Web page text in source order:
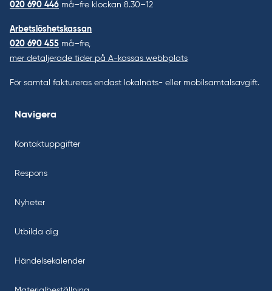
020 690 446 må–fre klockan 8.30–12
Arbetslöshetskassan
020 690 455 må–fre,
mer detaljerade tider på A-kassas webbplats
För samtal faktureras endast lokalnäts- eller mobilsamtalsavgift.
Navigera
Kontaktuppgifter
Respons
Nyheter
Utbilda dig
Händelsekalender